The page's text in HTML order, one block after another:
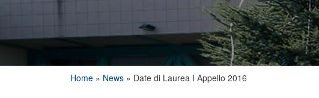
Tu sei qui
Home » News » Date di Laurea I Appello 2016